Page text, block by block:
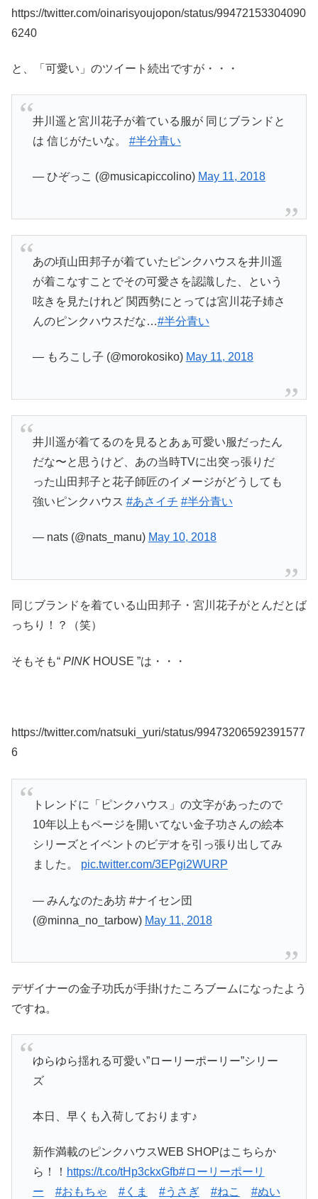
https://twitter.com/oinarisyoujopon/status/99472153304090
6240
と、「可愛い」のツイート続出ですが・・・
井川遥と宮川花子が着ている服が 同じブランドと
は 信じがたいな。 #半分青い
— ひぞっこ (@musicapiccolino) May 11, 2018
あの頃山田邦子が着ていたピンクハウスを井川遥
が着こなすことでその可愛さを認識した、という
呟きを見たけれど 関西勢にとっては宮川花子姉さ
んのピンクハウスだな…#半分青い
— もろこし子 (@morokosiko) May 11, 2018
井川遥が着てるのを見るとあぁ可愛い服だったん
だな〜と思うけど、あの当時TVに出突っ張りだ
った山田邦子と花子師匠のイメージがどうしても
強いピンクハウス #あさイチ #半分青い
— nats (@nats_manu) May 10, 2018
同じブランドを着ている山田邦子・宮川花子がとんだとば
っちり！？（笑）
そもそも“ PINK HOUSE ”は・・・
https://twitter.com/natsuki_yuri/status/99473206592391577
6
トレンドに「ピンクハウス」の文字があったので
10年以上もページを開いてない金子功さんの絵本
シリーズとイベントのビデオを引っ張り出してみ
ました。 pic.twitter.com/3EPgi2WURP
— みんなのたあ坊 #ナイセン団
(@minna_no_tarbow) May 11, 2018
デザイナーの金子功氏が手掛けたころブームになったよう
ですね。
ゆらゆら揺れる可愛い”ローリーポーリー”シリー
ズ
本日、早くも入荷しております♪
新作満載のピンクハウスWEB SHOPはこちらか
ら！！ https://t.co/tHp3ckxGfb#ローリーポーリ
ー
#おもちゃ #くま #うさぎ #ねこ
#ぬい